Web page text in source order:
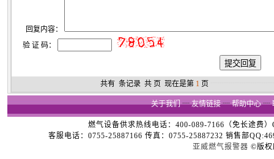
回复内容：
验 证 码：
共有 条记录 共 页 现在是第 1 页
关于我们┈友情链接┈帮助中心┈
燃气设备供求热线电话：400-089-7166（免长途费
客服电话：0755-25887166 传真：0755-25887232 销售部
亚威燃气报警器 ©版